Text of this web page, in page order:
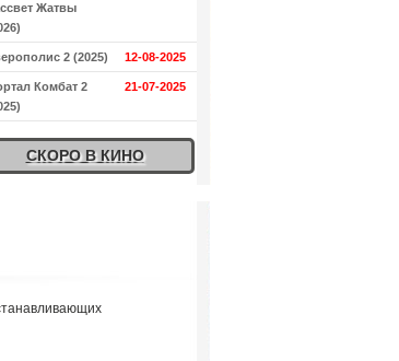
Жатвы
2 (2025) 12-08-2025
Комбат 2
21-07-2025
СКОРО В КИНО